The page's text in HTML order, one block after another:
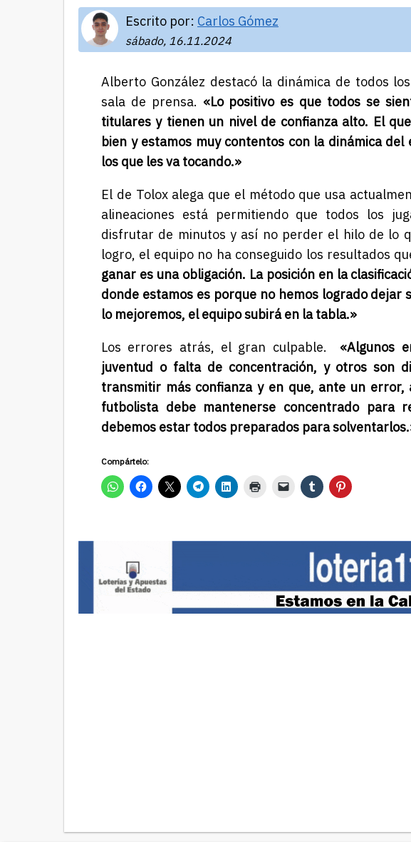
Escrito por: Carlos Gómez
sábado, 16.11.2024
Alberto González destacó la dinámica de todos
sala de prensa. «Lo positivo es que todos se
titulares y tienen un nivel de confianza alto. El
bien y estamos muy contentos con la dinámica
los que les va tocando.»
El de Tolox alega que el método que usa
alineaciones está permitiendo que todos los
disfrutar de minutos y así no perder el hilo de lo
logro, el equipo no ha conseguido los resultados
ganar es una obligación. La posición en la
donde estamos es porque no hemos logrado
lo mejoremos, el equipo subirá en la tabla.»
Los errores atrás, el gran culpable. «Algunos
juventud o falta de concentración, y otros son
transmitir más confianza y en que, ante un
futbolista debe mantenerse concentrado para
debemos estar todos preparados para
Compártelo: